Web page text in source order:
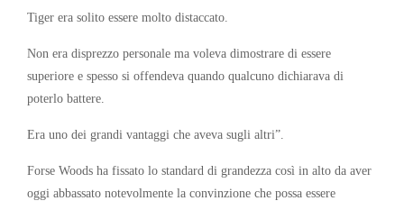
Tiger era solito essere molto distaccato.
Non era disprezzo personale ma voleva dimostrare di essere
superiore e spesso si offendeva quando qualcuno dichiarava di
poterlo battere.
Era uno dei grandi vantaggi che aveva sugli altri”.
Forse Woods ha fissato lo standard di grandezza così in alto da aver
oggi abbassato notevolmente la convinzione che possa essere